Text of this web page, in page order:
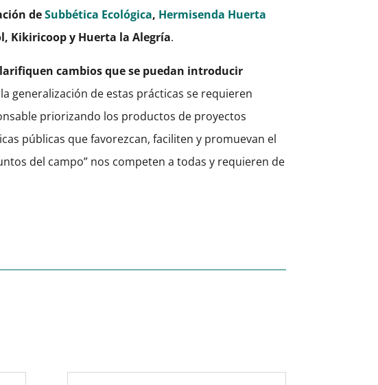
deSubbética Ecológica, Hermisenda Huerta
Kikiricoop y Huerta la Alegría.
cambios que se puedan introducir
generalización de estas prácticas se requieren
priorizando los productos de proyectos
públicas que favorezcan, faciliten y promuevan el
del campo” nos competen a todas y requieren de